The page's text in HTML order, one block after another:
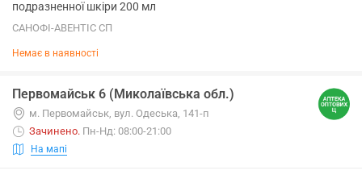
подразненної шкіри 200 мл
САНОФІ-АВЕНТІС СП
Немає в наявності
Первомайськ 6 (Миколаївська обл.)
м. Первомайськ, вул. Одеська, 141-п
Зачинено. Пн-Нд: 08:00-21:00
На мапі